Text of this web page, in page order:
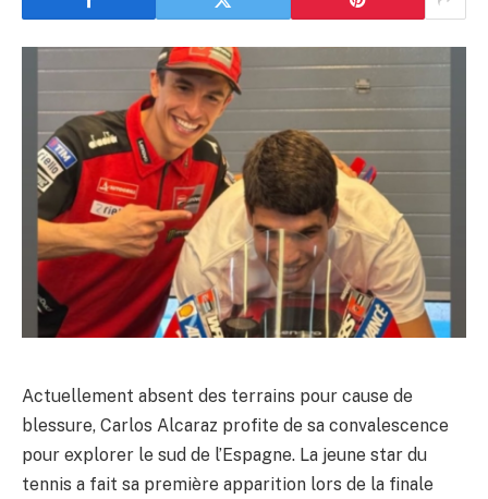
Actuellement absent des terrains pour cause de
blessure, Carlos Alcaraz profite de sa convalescence
pour explorer le sud de l’Espagne. La jeune star du
tennis a fait sa première apparition lors de la finale